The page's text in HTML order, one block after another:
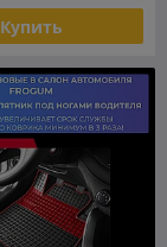
Купить